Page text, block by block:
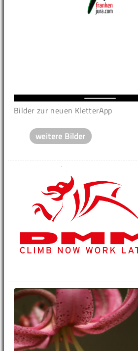
Bilder zur neuen KletterApp
weitere Bilder